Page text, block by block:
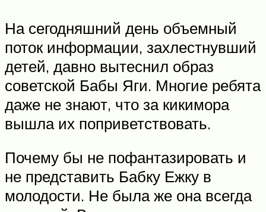
На сегодняшний день объемный
поток информации, захлестнувший
детей, давно вытеснил образ
советской Бабы Яги. Многие ребята
даже не знают, что за кикимора
вышла их поприветствовать.
Почему бы не пофантазировать и
не представить Бабку Ежку в
молодости. Не была же она всегда